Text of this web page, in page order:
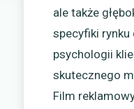
ale także
specyfiki
psychologii
skutecznego
Film